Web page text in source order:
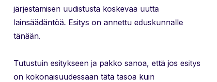
järjestämisen uudistusta koskevaa uutta
lainsäädäntöä. Esitys on annettu eduskunnalle
tänään.
Tutustuin esitykseen ja pakko sanoa, että jos esitys
on kokonaisuudessaan tätä tasoa kuin